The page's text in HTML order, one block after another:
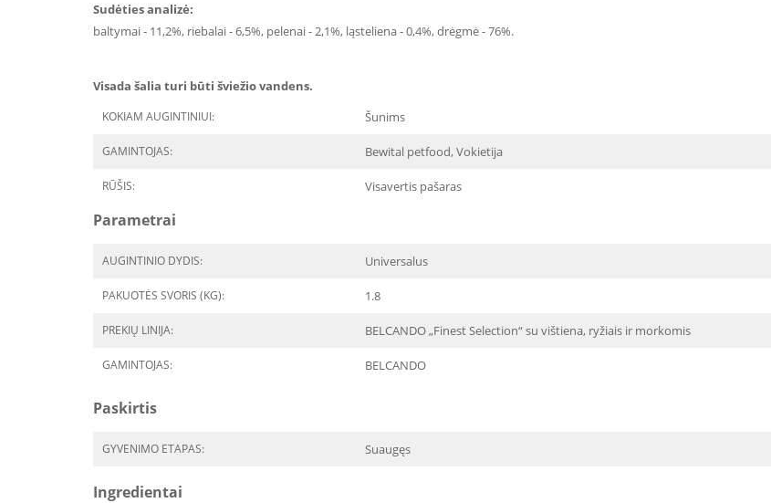
Sudėties analizė:
baltymai - 11,2%, riebalai - 6,5%, pelenai - 2,1%, ląsteliena - 0,4%, drėgmė - 76%.
Visada šalia turi būti šviežio vandens.
KOKIAM AUGINTINIUI: Šunims
GAMINTOJAS: Bewital petfood, Vokietija
RŪŠIS: Visavertis pašaras
Parametrai
AUGINTINIO DYDIS: Universalus
PAKUOTĖS SVORIS (KG): 1.8
PREKIŲ LINIJA: BELCANDO „Finest Selection“ su vištiena, ryžiais ir morkomis
GAMINTOJAS: BELCANDO
Paskirtis
GYVENIMO ETAPAS: Suaugęs
Ingredientai